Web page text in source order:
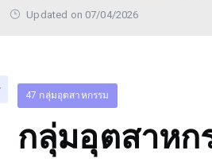
Updated on 07/04/2026
47 กลุ่มอุตสาหกรรม
กลุ่มอุตสาหก